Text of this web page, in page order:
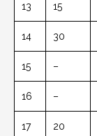
13 15
14 30
15 –
16 –
17 20